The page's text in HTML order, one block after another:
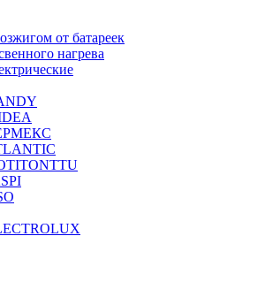
от батареек
нагрева